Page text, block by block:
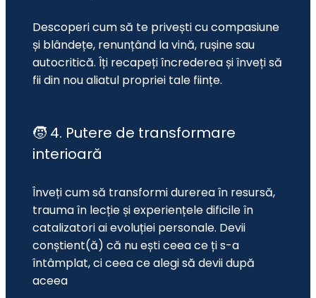
Descoperi cum să te privești cu compasiune
și blândețe, renunțând la vină, rușine sau
autocritică. Îți recapeți încrederea și înveți să
fii din nou aliatul propriei tale ființe.
🧒 4. Putere de transformare
interioară
Înveți cum să transformi durerea în resursă,
trauma în lecție și experiențele dificile în
catalizatori ai evoluției personale. Devii
conștient(ă) că nu ești ceea ce ți s-a
întâmplat, ci ceea ce alegi să devii după
aceea